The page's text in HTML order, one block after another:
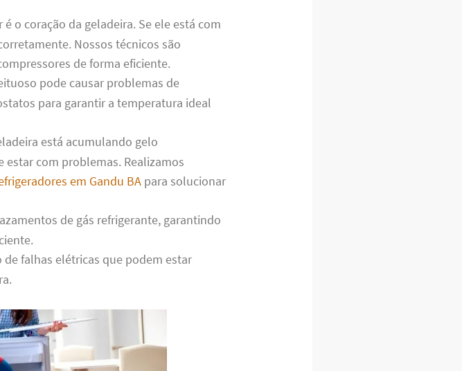
é o coração da geladeira. Se ele está com
Nossos técnicos são
de forma eficiente.
pode causar problemas de
para garantir a temperatura ideal
está acumulando gelo
estar com problemas. Realizamos
em Gandu BApara solucionar
de gás refrigerante, garantindo
de falhas elétricas que podem estar